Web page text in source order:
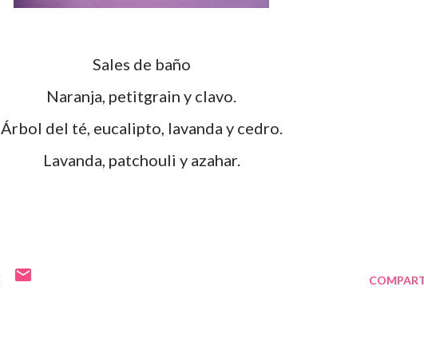
Sales de baño
Naranja, petitgrain y clavo.
Árbol del té, eucalipto, lavanda y cedro.
Lavanda, patchouli y azahar.